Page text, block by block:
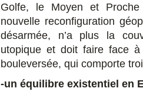
Golfe, le Moyen et Proche
nouvelle reconfiguration
désarmée, n’a plus la
utopique et doit faire face à
bouleversée, qui comporte
-un équilibre existentiel en